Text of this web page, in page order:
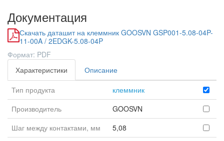
Документация
Скачать даташит на клеммник GOOSVN GSP001-5.08-04P-
11-00A / 2EDGK-5.08-04P
Формат: PDF
Характеристики
Описание
Тип продукта
клеммник
Производитель
GOOSVN
Шаг между контактами, мм
5,08